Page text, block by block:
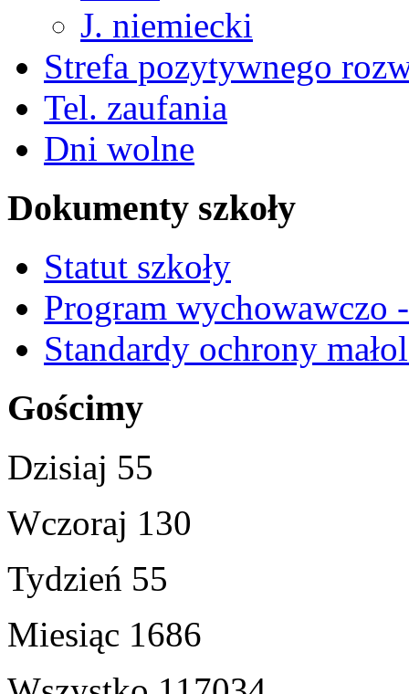
J. niemiecki
Strefa pozytywnego
Tel. zaufania
Dni wolne
Dokumenty szkoły
Statut szkoły
Program wychowawczo
Standardy ochrony
Gościmy
Dzisiaj 55
Wczoraj 130
Tydzień 55
Miesiąc 1686